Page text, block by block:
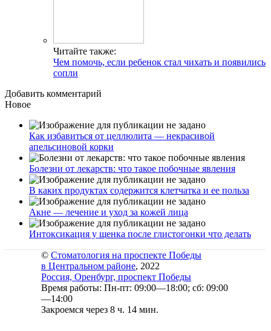
Читайте также:
Чем помочь, если ребенок стал чихать и появились
сопли
Добавить комментарий
Новое
Как избавиться от целлюлита — некрасивой
апельсиновой корки
Болезни от лекарств: что такое побочные явления
В каких продуктах содержится клетчатка и ее польза
Акне — лечение и уход за кожей лица
Интоксикация у щенка после глистогонки что делать
© Стоматология на проспекте Победы
в Центральном районе, 2022
Россия, Оренбург, проспект Победы
Время работы: Пн-пт: 09:00—18:00; сб: 09:00
—14:00
Закроемся через 8 ч. 14 мин.